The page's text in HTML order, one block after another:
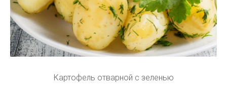
Картофель отварной с зеленью